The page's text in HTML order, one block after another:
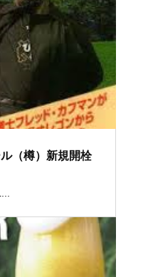
（樽）新規開栓